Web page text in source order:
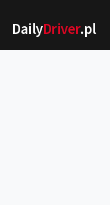
DailyDriver.pl